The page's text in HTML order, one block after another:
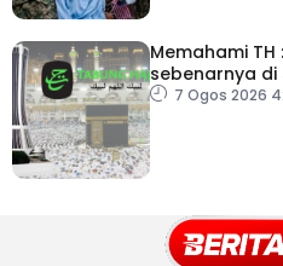
Memahami TH
sebenarnya di
angka
7 Ogos 2026